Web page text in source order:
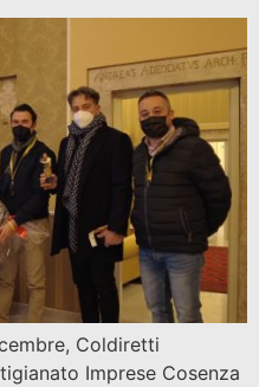
Coldiretti
Imprese Cosenza